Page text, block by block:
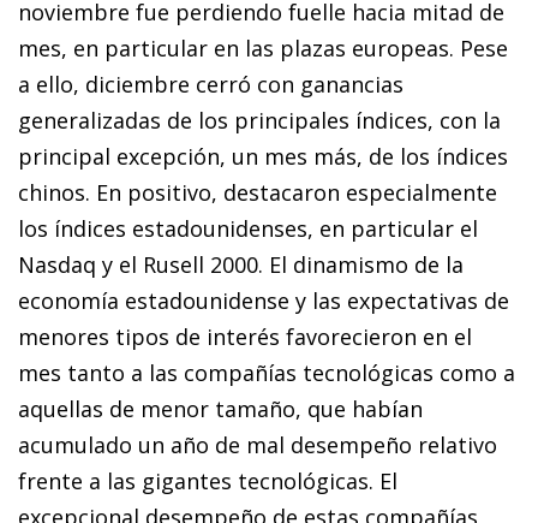
noviembre fue perdiendo fuelle hacia mitad de
mes, en particular en las plazas europeas. Pese
a ello, diciembre cerró con ganancias
generalizadas de los principales índices, con la
principal excepción, un mes más, de los índices
chinos. En positivo, destacaron especialmente
los índices estadounidenses, en particular el
Nasdaq y el Rusell 2000. El dinamismo de la
economía estadounidense y las expectativas de
menores tipos de interés favorecieron en el
mes tanto a las compañías tecnológicas como a
aquellas de menor tamaño, que habían
acumulado un año de mal desempeño relativo
frente a las gigantes tecnológicas. El
excepcional desempeño de estas compañías